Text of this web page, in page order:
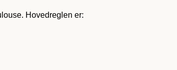
Hovedreglen er: